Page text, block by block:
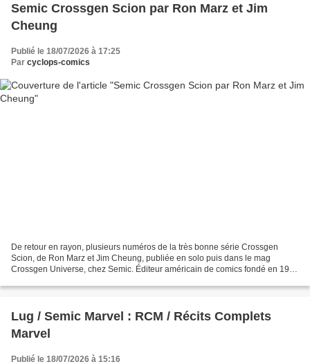
Semic Crossgen Scion par Ron Marz et Jim
Cheung
Publié le 18/07/2026 à 17:25
Par cyclops-comics
De retour en rayon, plusieurs numéros de la très bonne série Crossgen
Scion, de Ron Marz et Jim Cheung, publiée en solo puis dans le mag
Crossgen Universe, chez Semic. Éditeur américain de comics fondé en 1998
Lug / Semic Marvel : RCM / Récits Complets
Marvel
Publié le 18/07/2026 à 15:16